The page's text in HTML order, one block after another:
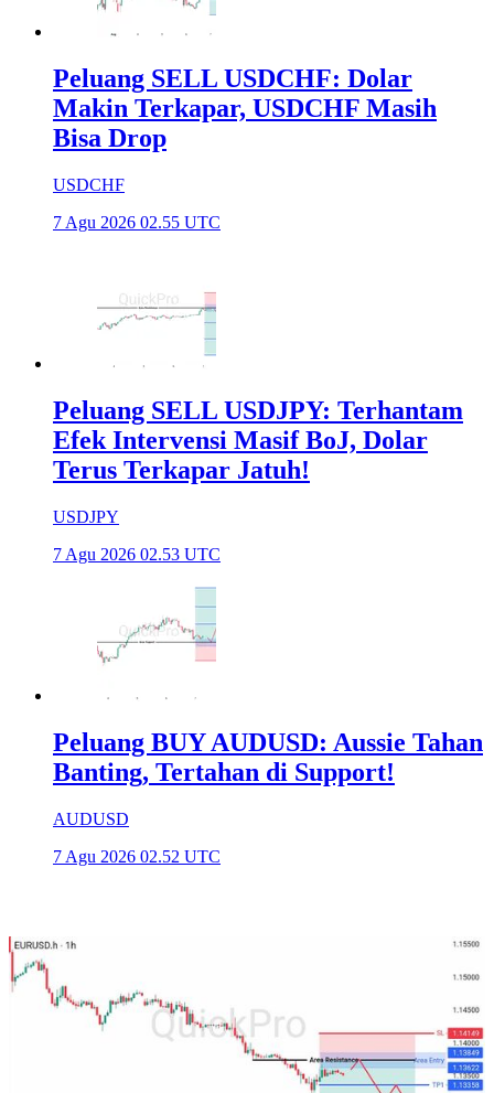
Peluang SELL USDCHF: Dolar
Makin Terkapar, USDCHF Masih
Bisa Drop
USDCHF
7 Agu 2026 02.55 UTC
Peluang SELL USDJPY: Terhantam
Efek Intervensi Masif BoJ, Dolar
Terus Terkapar Jatuh!
USDJPY
7 Agu 2026 02.53 UTC
Peluang BUY AUDUSD: Aussie Tahan
Banting, Tertahan di Support!
AUDUSD
7 Agu 2026 02.52 UTC